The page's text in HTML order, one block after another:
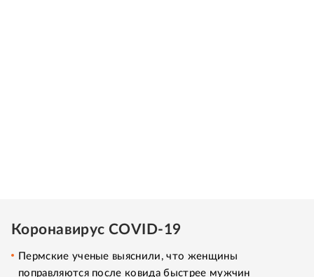
Коронавирус COVID-19
Пермские ученые выяснили, что женщины
поправляются после ковида быстрее мужчин